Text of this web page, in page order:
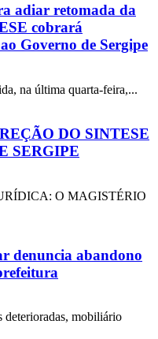
adiar retomada da
cobrará
Governo de Sergipe
na última quarta-feira,...
DO SINTESE
SERGIPE
O MAGISTÉRIO
denuncia abandono
deterioradas, mobiliário